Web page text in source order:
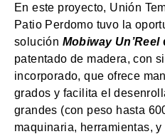
En este proyecto, Unión
Patio Perdomo tuvo la
solución Mobiway Un’Reel
patentado de madera, con
incorporado, que ofrece
grados y facilita el
grandes (con peso hasta
maquinaria, herramientas,